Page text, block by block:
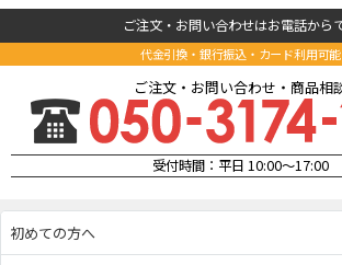
ご注文・お問い合わせはお電話から
代金引換・銀行振込・カード利用可能
ご注文・お問い合わせ・商品相
受付時間：平日 10:00～17:00
初めての方へ